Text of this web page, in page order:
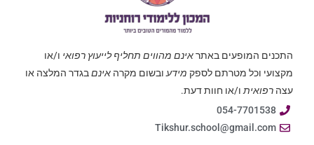
התכנים המופעים באתראינם מהווים תחליף לייעוץ רפואי ו/או
מקצועי וכל מטרתם לספק מידע ובשום מקרה אינםבגדר המלצה או
עצה רפואית ו/או חוות דעת.
054-7701538
Tikshur.school@gmail.com